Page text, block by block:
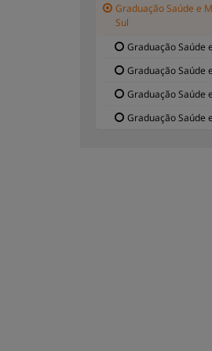
Graduação Saúde e
Sul
Graduação Saúde
Graduação Saúde
Graduação Saúde
Graduação Saúde